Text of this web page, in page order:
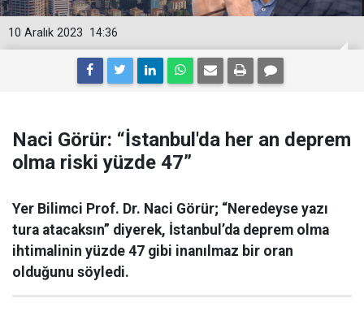
14:36
10 Aralık 2023
Naci Görür: “İstanbul'da her an deprem
olma riski yüzde 47”
Yer Bilimci Prof. Dr. Naci Görür; “Neredeyse yazı
tura atacaksın” diyerek, İstanbul’da deprem olma
ihtimalinin yüzde 47 gibi inanılmaz bir oran
olduğunu söyledi.